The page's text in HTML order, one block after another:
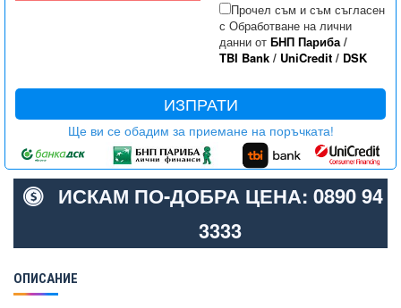
Прочел съм и съм съгласен
с Обработване на лични
данни от БНП Париба/
TBI Bank/ UniCredit/ DSK
ИЗПРАТИ
Ще ви се обадим за приемане на поръчката!
ИСКАМ ПО-ДОБРА ЦЕНА: 0890 94
3333
ОПИСАНИЕ